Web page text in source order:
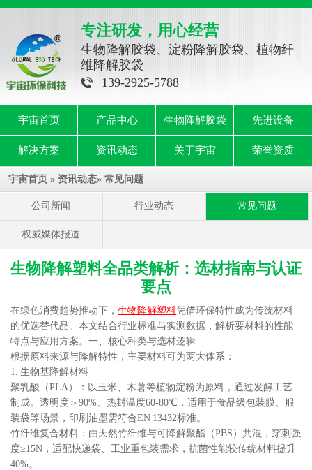
专注研发，用心经营
生物降解胶袋、淀粉降解胶袋、植物纤
维降解胶袋
139-2925-5788
宇宙首页 产品中心 生物降解胶袋 先进设备
解决方案 资讯动态 关于宇宙 荣誉资质
宇宙首页 » 资讯动态» 常见问题
公司新闻 行业动态 常见问题
权威媒体报道
生物降解塑料全品类解析：选材指南与认证
要点
在绿色消费趋势推动下， 生物降解塑料凭借环保特性成为传统材料
的优选替代品。本文结合行业标准与实测数据，解析要材料的性能
特点与应用方案。一、核心种类与选材逻辑
根据原料来源与降解特性，主要材料可为两大体系：
1. 生物基降解材料
聚乳酸（PLA）：以玉米、木薯等植物淀粉为原料，通过发酵工艺
制成。透明度＞90%、热封温度60-80℃，适用于食品级包装膜、服
装袋等场景，印刷油墨需符合EN 13432标准。
竹纤维复合材料：由天然竹纤维与可降解聚酯（PBS）共混，穿刺强
度≥15N，适配快递袋、工业重包装需求，抗菌性能较传统材料提升
40%。